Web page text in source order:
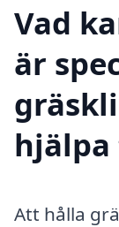
Vad
är
Att hålla